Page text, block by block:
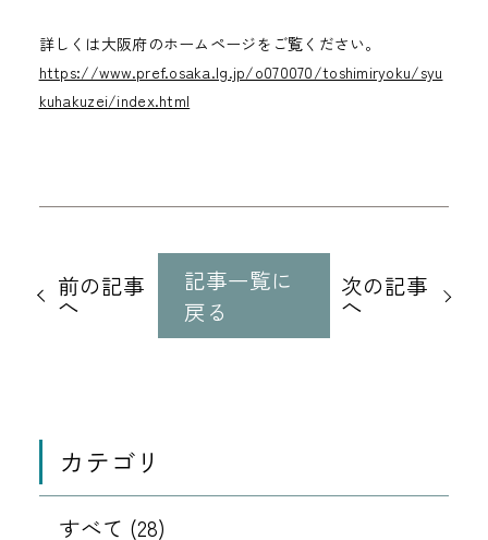
詳しくは大阪府のホームページをご覧ください。
https://www.pref.osaka.lg.jp/o070070/toshimiryoku/syu
kuhakuzei/index.html
記
事
前の記事
へ
記事一覧に
戻る
次の記事
へ
カテゴリ
すべて (28)